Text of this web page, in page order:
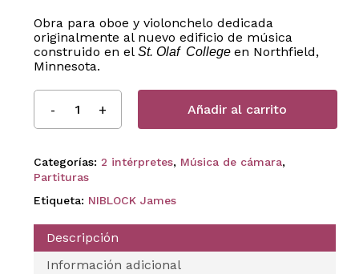
Obra para oboe y violonchelo dedicada
originalmente al nuevo edificio de música
construido en el St. Olaf College en Northfield,
Minnesota.
Añadir al carrito
Categorías: 2 intérpretes, Música de cámara,
Partituras
Etiqueta: NIBLOCK James
Descripción
Información adicional